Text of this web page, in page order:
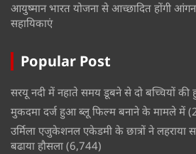
आयुष्मान भारत योजना से आच्छादित होंगी
सहायिकाएं
Popular Post
सरयू नदी में नहाते समय डूबने से दो बच्चियों की
मुकदमा दर्ज हुआ ब्लू फिल्म बनाने के मामले में
उर्मिला एजुकेशनल एकेडमी के छात्रों ने लहराया
बढाया हौसला (6,744)